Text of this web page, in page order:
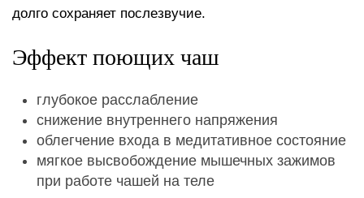
долго сохраняет послезвучие.
Эффект поющих чаш
глубокое расслабление
снижение внутреннего напряжения
облегчение входа в медитативное состояние
мягкое высвобождение мышечных зажимов
при работе чашей на теле